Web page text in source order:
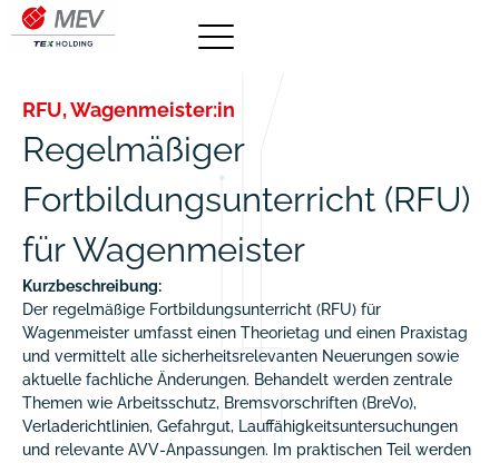
RFU,Wagenmeister:in
Regelmäßiger
Fortbildungsunterricht (RFU)
für Wagenmeister
Kurzbeschreibung:
Der regelmäßige Fortbildungsunterricht (RFU) für
Wagenmeister umfasst einen Theorietag und einen Praxistag
und vermittelt alle sicherheitsrelevanten Neuerungen sowie
aktuelle fachliche Änderungen. Behandelt werden zentrale
Themen wie Arbeitsschutz, Bremsvorschriften (BreVo),
Verladerichtlinien, Gefahrgut, Lauffähigkeitsuntersuchungen
und relevante AVV-Anpassungen. Im praktischen Teil werden